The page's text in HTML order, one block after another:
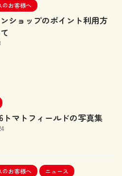
のお客様へ
ショップのポイント利用方
トマトフィールドの写真集
のお客様へ
ニュース